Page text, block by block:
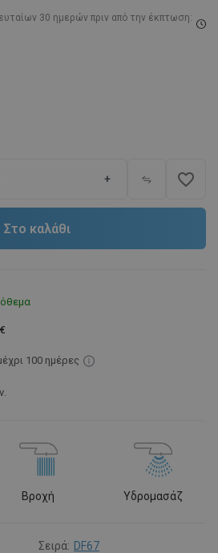
30 ημερών πριν από την έκπτωση:
+ favorite_border
Στο καλάθι
100 ημέρες
Βροχή Υδρομασάζ
Σειρά: DF67